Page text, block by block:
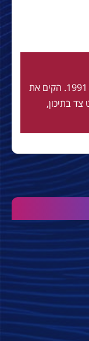
חי ונושם בלאוגרנה מאז 1991. הקים את
בתיכון,